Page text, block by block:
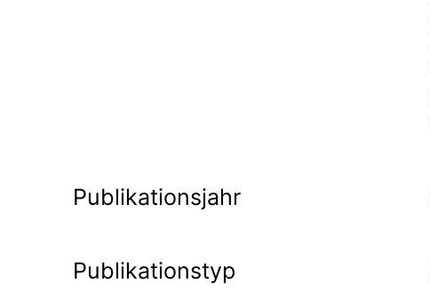
Publikationsjahr
Publikationstyp